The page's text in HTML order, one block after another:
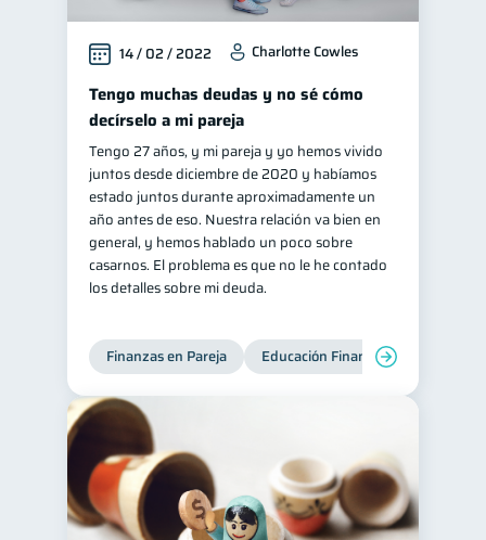
14 / 02 / 2022 Charlotte Cowles
Tengo muchas deudas y no sé cómo
decírselo a mi pareja
Tengo 27 años, y mi pareja y yo hemos vivido
juntos desde diciembre de 2020 y habíamos
estado juntos durante aproximadamente un
año antes de eso. Nuestra relación va bien en
general, y hemos hablado un poco sobre
casarnos. El problema es que no le he contado
los detalles sobre mi deuda.
Finanzas en Pareja Educación Financiera